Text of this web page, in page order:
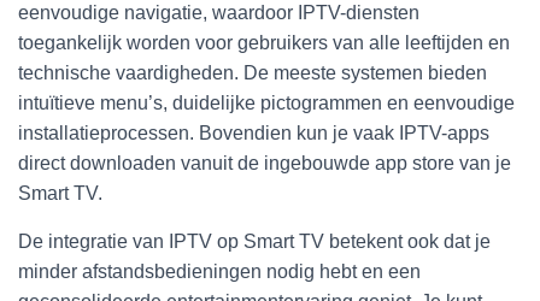
eenvoudige navigatie, waardoor IPTV-diensten
toegankelijk worden voor gebruikers van alle leeftijden en
technische vaardigheden. De meeste systemen bieden
intuïtieve menu’s, duidelijke pictogrammen en eenvoudige
installatieprocessen. Bovendien kun je vaak IPTV-apps
direct downloaden vanuit de ingebouwde app store van je
Smart TV.
De integratie van IPTV op Smart TV betekent ook dat je
minder afstandsbedieningen nodig hebt en een